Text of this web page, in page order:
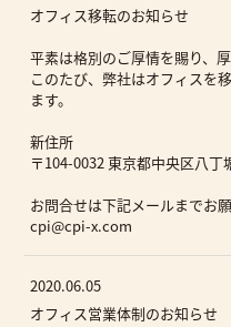
オフィス移転のお知らせ
平素は格別のご厚情を賜り、
このたび、弊社はオフィスを
ます。
新住所
〒104-0032 東京都中央区八丁
お問合せは下記メールまでお願
cpi@cpi-x.com
2020.06.05
オフィス営業体制のお知らせ